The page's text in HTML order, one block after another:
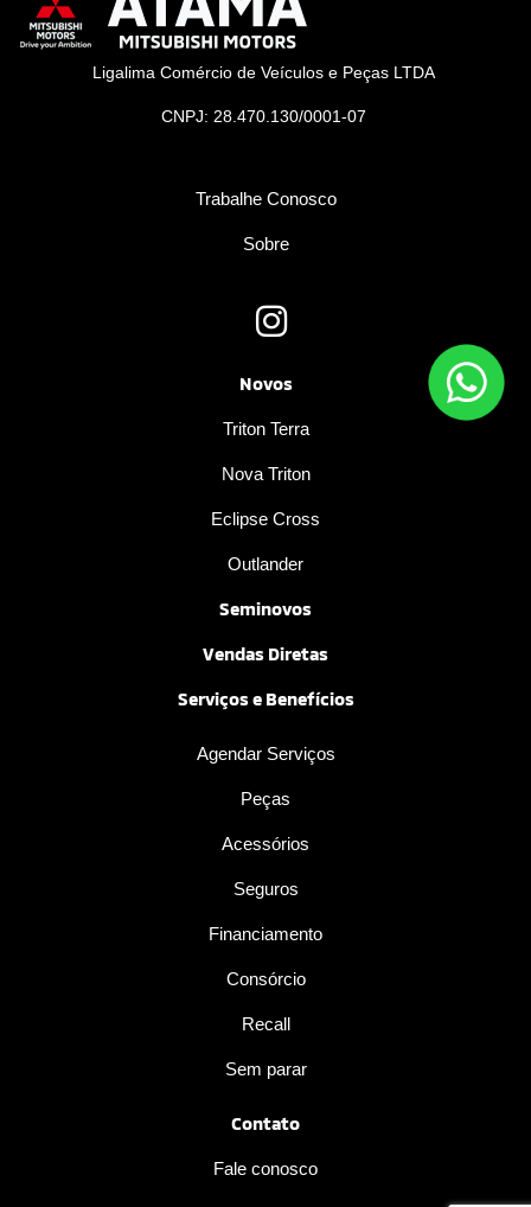
Ligalima Comércio de Veículos e Peças LTDA
CNPJ: 28.470.130/0001-07
Trabalhe Conosco
Sobre
Novos
Triton Terra
Nova Triton
Eclipse Cross
Outlander
Seminovos
Vendas Diretas
Serviços e Benefícios
Agendar Serviços
Peças
Acessórios
Seguros
Financiamento
Consórcio
Recall
Sem parar
Contato
Fale conosco